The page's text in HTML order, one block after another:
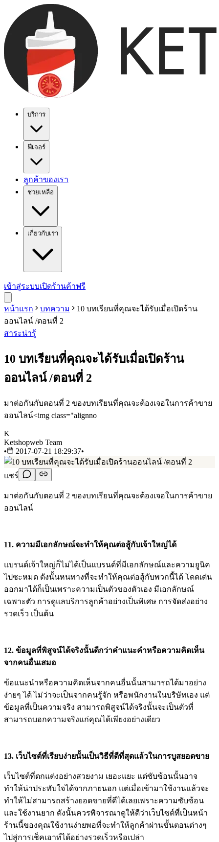
บริการ
ฟีเจอร์
ลูกค้าของเรา
ช่วยเหลือ
เกี่ยวกับเรา
เข้าสู่ระบบเปิดร้านค้าฟรี
หน้าแรก บทความ
10 บทเรียนที่คุณจะได้รับเมื่อเปิดร้าน
ออนไลน์ /ตอนที่ 2
สาระน่ารู้
10 บทเรียนที่คุณจะได้รับเมื่อเปิดร้าน
ออนไลน์ /ตอนที่ 2
มาต่อกันกับตอนที่ 2 ของบทเรียนที่คุณจะต้องเจอในการค้าขาย
ออนไลน์<img class="alignno
K
Ketshopweb Team
•
2017-07-21 18:29:37•
แชร์
มาต่อกันกับตอนที่ 2 ของบทเรียนที่คุณจะต้องเจอในการค้าขาย
ออนไลน์
11. ความมีเอกลักษณ์จะทำให้คุณต่อสู้กับเจ้าใหญ่ได้
แบรนด์เจ้าใหญ่ก็ไม่ได้เป็นแบรนด์ที่มีเอกลักษณ์และความยูนิค
ไปซะหมด ดังนั้นหนทางที่จะทำให้คุณต่อสู้กับพวกนี้ได้ โดดเด่น
ออกมาได้ก็เป็นเพราะความเป็นตัวของตัวเอง มีเอกลักษณ์
เฉพาะตัว การดูแลบริการลูกค้าอย่างเป็นพิเศษ การจัดส่งอย่าง
รวดเร็ว เป็นต้น
12. ข้อมูลที่พิสูจน์ได้จริงนั้นดีกว่าคำแนะคำหรือความคิดเห็น
จากคนอื่นเสมอ
ข้อแนะนำหรือความคิดเห็นจากคนอื่นนั้นสามารถได้มาอย่าง
ง่ายๆ ได้ ไม่ว่าจะเป็นจากคนรู้จัก หรือพนักงานในบริษัทเอง แต่
ข้อมูลที่เป็นความจริง สามารถพิสูจน์ได้จริงนั้นจะเป็นตัวที่
สามารถบอกความจริงแก่คุณได้เพียงอย่างเดียว
13. เว็บไซต์ที่เรียบง่ายนั้นเป็นวิธีที่ดีที่สุดแล้วในการบูสยอดขาย
เว็บไซต์ที่ตกแต่งอย่างสวยงาม เยอะแยะ แต่ซับซ้อนนั้นอาจ
ทำให้น่าประทับใจได้จากภายนอก แต่เมื่อเข้ามาใช้งานแล้วจะ
ทำให้ไม่สามารถสร้างยอดขายที่ดีได้เลยเพราะความซับซ้อน
และใช้งานยาก ดังนั้นควรพิจารณาดูให้ดีว่าเว็บไซต์ที่เป็นหน้า
ร้านนี้ของคุณใช้งานง่ายพอที่จะทำให้ลูกค้าผ่านขั้นตอนต่างๆ
ไปสู่การเช็คเอาท์ได้อย่างรวดเร็วหรือเปล่า